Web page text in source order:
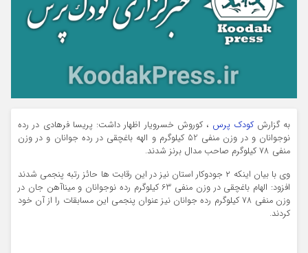
به گزارشکودک پرس ، کوروش خسرویار اظهار داشت: پریسا فرهادی در رده
نوجوانان و در وزن منفی 52 کیلوگرم و الهه باغچقی در رده جوانان و در وزن
منفی 78 کیلوگرم صاحب مدال برنز شدند.
وی با بیان اینکه ۲ جودوکار استان نیز در این رقابت ها حائز رتبه پنجمی شدند
افزود: الهام باغچقی در وزن منفی 63 کیلوگرم رده نوجوانان و میناآهن جان در
وزن منفی 78 کیلوگرم رده جوانان نیز عنوان پنجمی این مسابقات را از آن خود
کردند.